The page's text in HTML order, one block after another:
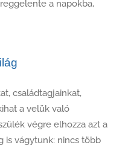
a napokba,
családtagjainkat,
a velük való
végre elhozza azt a
is vágytunk: nincs több